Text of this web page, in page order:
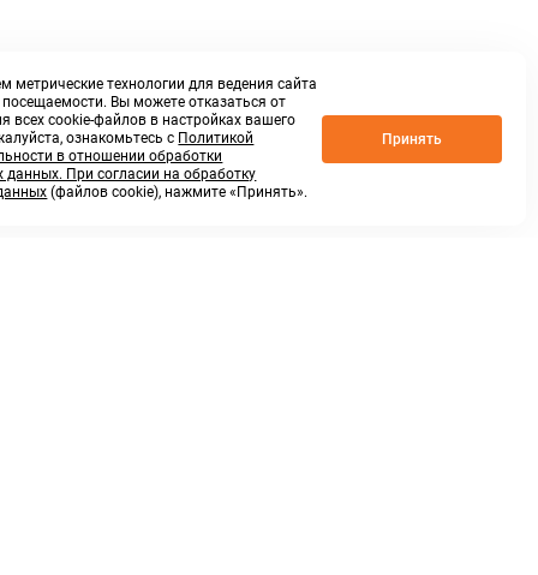
метрические технологии для ведения сайта
посещаемости. Вы можете отказаться от
всех cookie-файлов в настройках вашего
ознакомьтесь с Политикой
в отношении обработки
данных. При согласии на обработку
(файлов cookie), нажмите «Принять».
Принять